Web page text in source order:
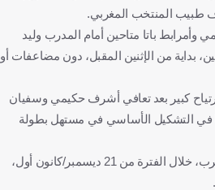
طبيب المنتخب المغربي.
باتا متاحين أمام المدرب وليد
بداية من الإثنين المقبل، دون مضاعفات أو
كبير بعد تعافي أشرف حكيمي وسفيان
في التشكيل الأساسي في مستهل بطولة
وستقام بطولة أمم أفريقيا بالمغرب، خلال الفترة من 21 ديسمبر/كانون أول،